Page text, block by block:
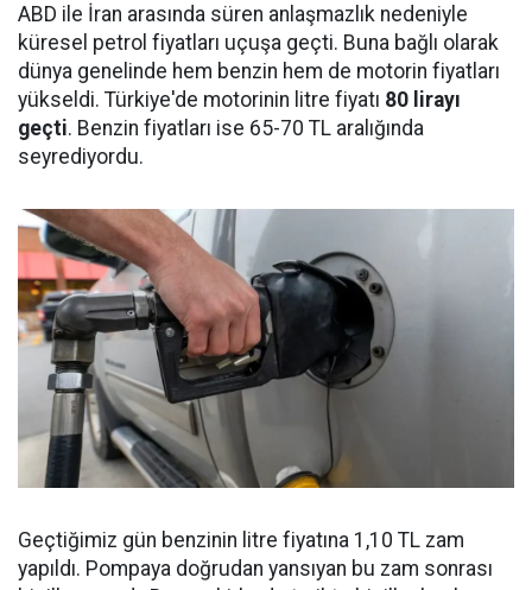
ABD ile İran arasında süren anlaşmazlık nedeniyle
küresel petrol fiyatları uçuşa geçti. Buna bağlı olarak
dünya genelinde hem benzin hem de motorin fiyatları
yükseldi. Türkiye'de motorinin litre fiyatı 80 lirayı
geçti. Benzin fiyatları ise 65-70 TL aralığında
seyrediyordu.
Geçtiğimiz gün benzinin litre fiyatına 1,10 TL zam
yapıldı. Pompaya doğrudan yansıyan bu zam sonrası